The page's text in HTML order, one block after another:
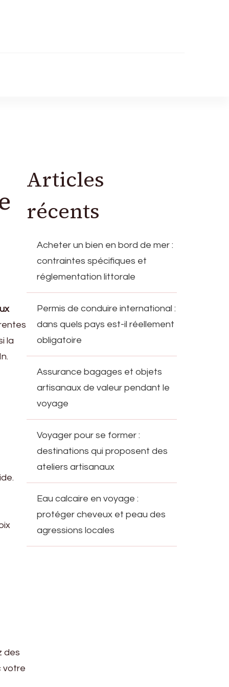
la
des
votre
Articles
récents
Acheter un bien en bord de mer :
contraintes spécifiques et
réglementation littorale
Permis de conduire international :
dans quels pays est-il réellement
obligatoire
Assurance bagages et objets
artisanaux de valeur pendant le
voyage
Voyager pour se former :
destinations qui proposent des
ateliers artisanaux
Eau calcaire en voyage :
protéger cheveux et peau des
agressions locales